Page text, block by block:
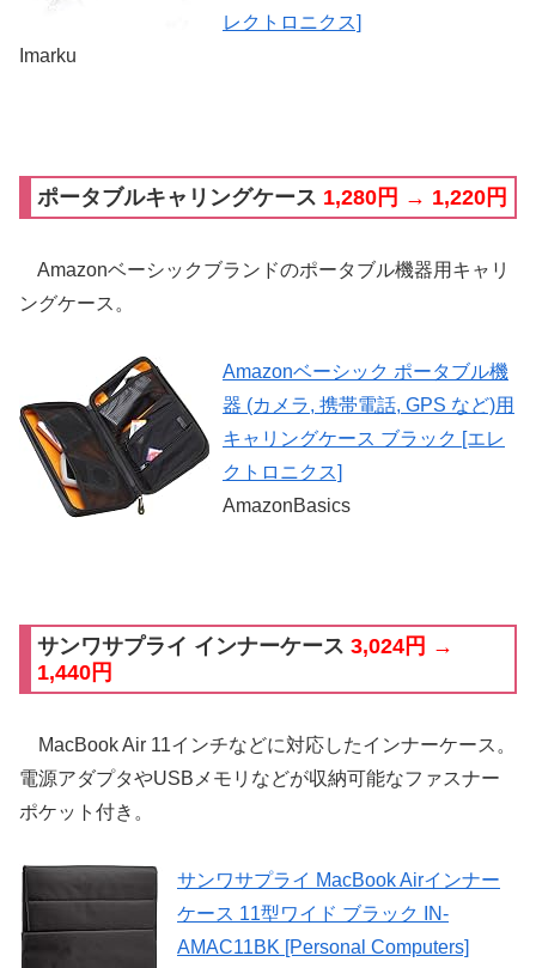
レクトロニクス]
Imarku
ポータブルキャリングケース 1,280円 → 1,220円
Amazonベーシックブランドのポータブル機器用キャリ
ングケース。
Amazonベーシック ポータブル機
器 (カメラ, 携帯電話, GPS など)用
キャリングケース ブラック [エレ
クトロニクス]
AmazonBasics
サンワサプライ インナーケース 3,024円 →
1,440円
MacBook Air 11インチなどに対応したインナーケース。
電源アダプタやUSBメモリなどが収納可能なファスナー
ポケット付き。
サンワサプライ MacBook Airインナー
ケース 11型ワイド ブラック IN-
AMAC11BK [Personal Computers]